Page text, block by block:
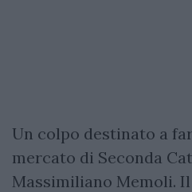
Un colpo destinato a
mercato di Seconda
Massimiliano Memoli. Il